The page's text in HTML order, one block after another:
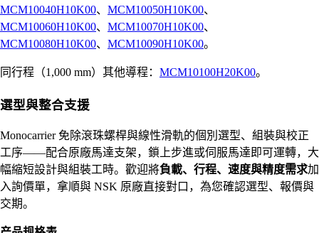
MCM10040H10K00、 MCM10050H10K00、
MCM10060H10K00、 MCM10070H10K00、
MCM10080H10K00、 MCM10090H10K00。
同行程（1,000 mm）其他導程： MCM10100H20K00。
選型與整合支援
Monocarrier 免除滾珠螺桿與線性滑軌的個別選型、組裝與校正
工序——配合原廠馬達支架，鎖上步進或伺服馬達即可運轉，大
幅縮短設計與組裝工時。歡迎將負載、行程、速度與精度需求加
入詢價單，拿順與 NSK 原廠直接對口，為您確認選型、報價與
交期。